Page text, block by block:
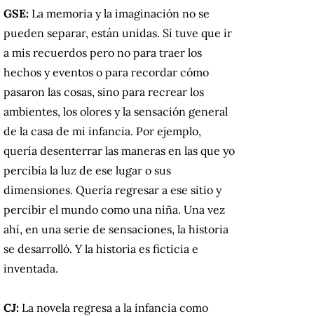
GSE: La memoria y la imaginación no se
pueden separar, están unidas. Sí tuve que ir
a mis recuerdos pero no para traer los
hechos y eventos o para recordar cómo
pasaron las cosas, sino para recrear los
ambientes, los olores y la sensación general
de la casa de mi infancia. Por ejemplo,
quería desenterrar las maneras en las que yo
percibía la luz de ese lugar o sus
dimensiones. Quería regresar a ese sitio y
percibir el mundo como una niña. Una vez
ahí, en una serie de sensaciones, la historia
se desarrolló. Y la historia es ficticia e
inventada.
CJ: La novela regresa a la infancia como